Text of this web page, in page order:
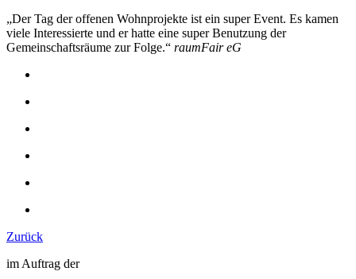
„Der Tag der offenen Wohnprojekte ist ein super Event. Es kamen
viele Interessierte und er hatte eine super Benutzung der
Gemeinschaftsräume zur Folge.“ raumFair eG
Zurück
im Auftrag der